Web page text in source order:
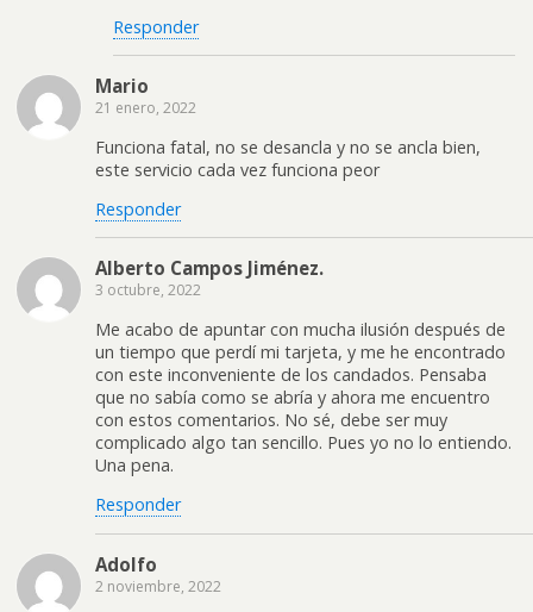
Responder
Mario
21 enero, 2022
Funciona fatal, no se desancla y no se ancla bien,
este servicio cada vez funciona peor
Responder
Alberto Campos Jiménez.
3 octubre, 2022
Me acabo de apuntar con mucha ilusión después de
un tiempo que perdí mi tarjeta, y me he encontrado
con este inconveniente de los candados. Pensaba
que no sabía como se abría y ahora me encuentro
con estos comentarios. No sé, debe ser muy
complicado algo tan sencillo. Pues yo no lo entiendo.
Una pena.
Responder
Adolfo
2 noviembre, 2022